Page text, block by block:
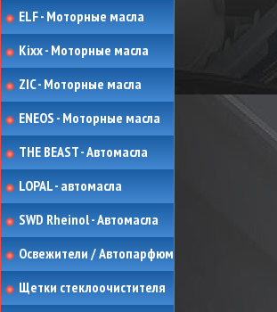
ELF - Моторные масла
Kixx - Моторные масла
ZIC - Моторные масла
ENEOS - Моторные масла
THE BEAST - Автомасла
LOPAL - автомасла
SWD Rheinol - Автомасла
Освежители / Автопарфюм
Щетки стеклоочистителя